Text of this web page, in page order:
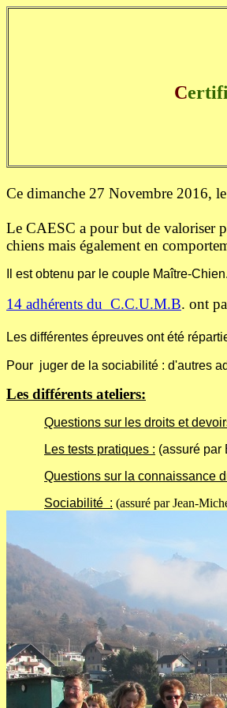
C
Ce dimanche 27 Novembre 2016,
Le CAESC a pour but de valoriser
chiens mais également en
Il est obtenu par le couple Maître-
14 adhérents du C.C.U.M.B. ont
Les différentes épreuves ont été
Pour juger de la sociabilité : d'autres
Les différents ateliers:
Questions sur les droits et
Les tests pratiques : (assuré par
Questions sur la connaissance
Sociabilité : (assuré par Jean-